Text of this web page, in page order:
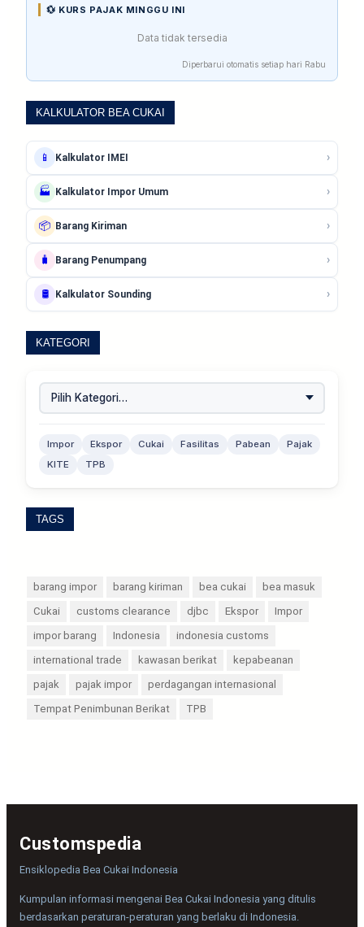
💱 KURS PAJAK MINGGU INI
Data tidak tersedia
Diperbarui otomatis setiap hari Rabu
KALKULATOR BEA CUKAI
📱 Kalkulator IMEI ›
🏭 Kalkulator Impor Umum ›
📦 Barang Kiriman ›
🧳 Barang Penumpang ›
🛢️ Kalkulator Sounding ›
KATEGORI
Impor Ekspor Cukai Fasilitas Pabean
Pajak
KITE
TPB
TAGS
barang impor barang kiriman bea cukai
bea masuk
Cukai
customs clearance djbc Ekspor
Impor
impor barang
Indonesia
indonesia customs
international trade
kawasan berikat
kepabeanan
pajak
pajak impor
perdagangan internasional
Tempat Penimbunan Berikat
TPB
Customspedia
Ensiklopedia Bea Cukai Indonesia
Kumpulan informasi mengenai Bea Cukai Indonesia yang ditulis
berdasarkan peraturan-peraturan yang berlaku di Indonesia.